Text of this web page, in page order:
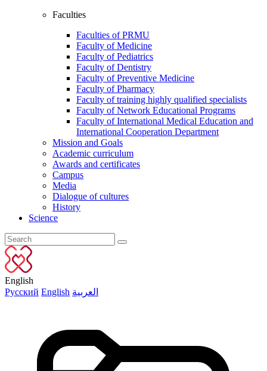
Faculties
Faculties of PRMU
Faculty of Medicine
Faculty of Pediatrics
Faculty of Dentistry
Faculty of Preventive Medicine
Faculty of Pharmacy
Faculty of training highly qualified specialists
Faculty of Network Educational Programs
Faculty of International Medical Education and
International Cooperation Department
Mission and Goals
Academic curriculum
Awards and certificates
Campus
Media
Dialogue of cultures
History
Science
English
Русский English العربية